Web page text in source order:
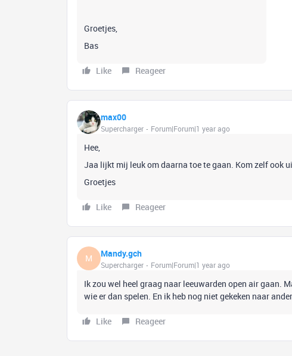
Groetjes,
Bas
Like Reageer
max00
Supercharger Forum|Forum|1 year ago
Hee,
Jaa lijkt mij leuk om daarna toe te gaan. Kom zelf ook
Groetjes
Like Reageer
M Mandy.gch
Supercharger Forum|Forum|1 year ago
Ik zou wel heel graag naar leeuwarden open air gaan.
wie er dan spelen. En ik heb nog niet gekeken naar
Like Reageer